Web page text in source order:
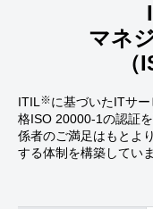
マネ
ITIL ※に基づいたITサ
格ISO 20000-1の認証
係者のご満足はもとよ
する体制を構築していま